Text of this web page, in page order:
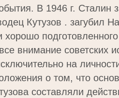
В 1946 г. Сталин
Кутузов . загубил
подготовленного
внимание советских
на
о том, что
составляли